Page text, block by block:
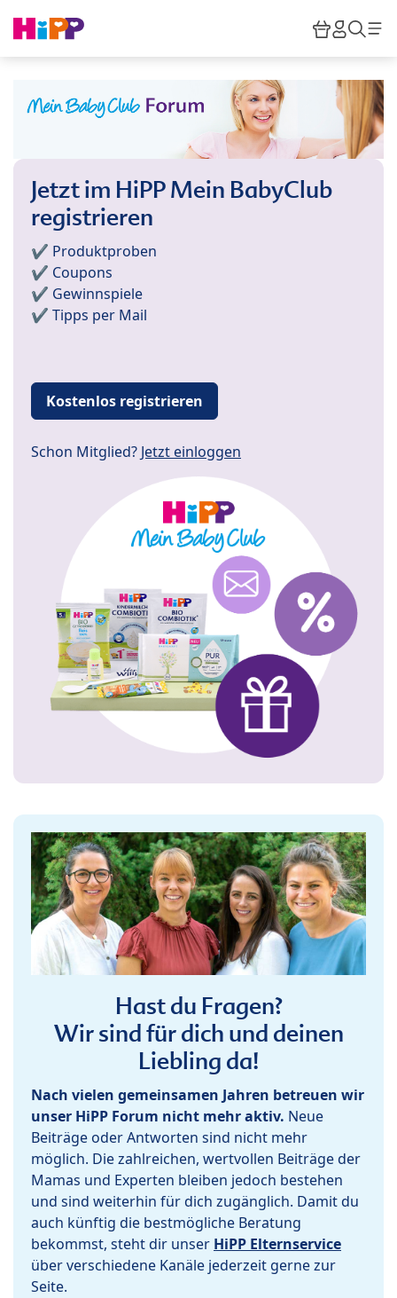
HiPP
Jetzt im HiPP Mein BabyClub
registrieren
✔️ Produktproben
✔️ Coupons
✔️ Gewinnspiele
✔️ Tipps per Mail
Kostenlos registrieren
Schon Mitglied? Jetzt einloggen
Hast du Fragen?
Wir sind für dich und deinen
Liebling da!
Nach vielen gemeinsamen Jahren betreuen wir
unser HiPP Forum nicht mehr aktiv. Neue
Beiträge oder Antworten sind nicht mehr
möglich. Die zahlreichen, wertvollen Beiträge der
Mamas und Experten bleiben jedoch bestehen
und sind weiterhin für dich zugänglich. Damit du
auch künftig die bestmögliche Beratung
bekommst, steht dir unser HiPP Elternservice
über verschiedene Kanäle jederzeit gerne zur
Seite.